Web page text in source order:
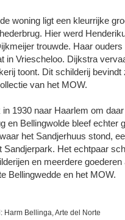
woning ligt een kleurrijke
Hier werd
trouwde. Haar ouders
in Vriescheloo. Dijkstra
toont. Dit schilderij
van het MOW.
1930 naar Haarlem om
en Bellingwolde bleef echter
het Sandjerhuus stond,
Sandjerpark. Het echtpaar
en meerdere goederen
Bellingwedde en het MOW.
Harm Bellinga, Arte del Norte